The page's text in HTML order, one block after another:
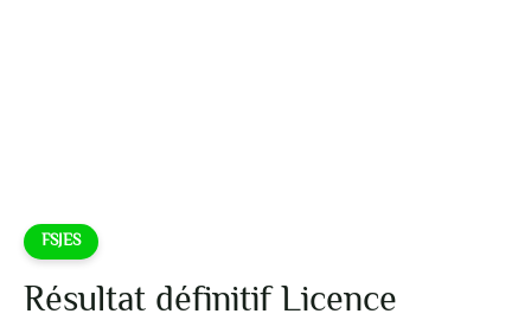
FSJES
Résultat définitif Licence